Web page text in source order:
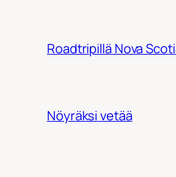
Roadtripillä Nova
Nöyräksi vetää